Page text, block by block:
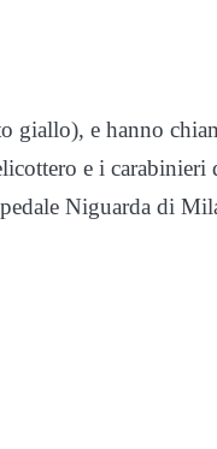
giallo), e hanno
e i
Niguarda di